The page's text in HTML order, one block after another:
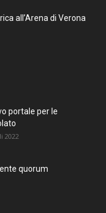
all’Arena di Verona
portale per le
2022
quorum